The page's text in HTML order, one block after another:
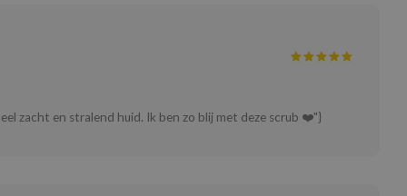
zacht en stralend huid. Ik ben zo blij met deze scrub ❤️"}